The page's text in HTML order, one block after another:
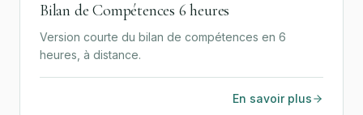
Bilan de Compétences 6 heures
Version courte du bilan de compétences en 6
heures, à distance.
En savoir plus